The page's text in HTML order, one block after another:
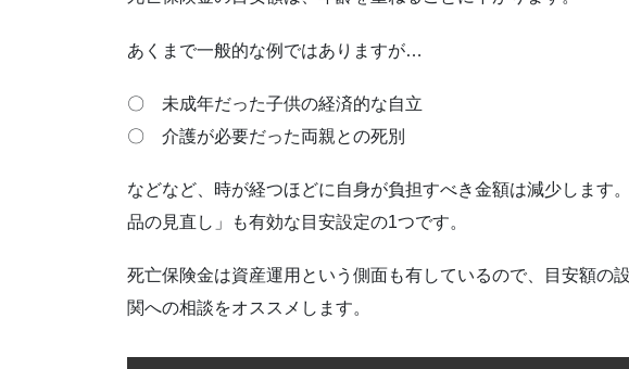
あくまで一般的な例ではありますが…
〇 未成年だった子供の経済的な自立
〇 介護が必要だった両親との死別
などなど、時が経つほどに自身が負担すべき金額は減少します
品の見直し」も有効な目安設定の1つです。
死亡保険金は資産運用という側面も有しているので、目安額の
関への相談をオススメします。